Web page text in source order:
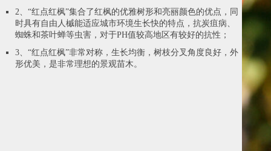
2、“红点红枫”集合了红枫的优雅树形和亮丽颜色的优点，同
时具有自由人槭能适应城市环境生长快的特点，抗炭疽病、
蜘蛛和茶叶蝉等虫害，对于PH值较高地区有较好的抗性；
3、“红点红枫”非常对称，生长均衡，树枝分叉角度良好，外
形优美，是非常理想的景观苗木。